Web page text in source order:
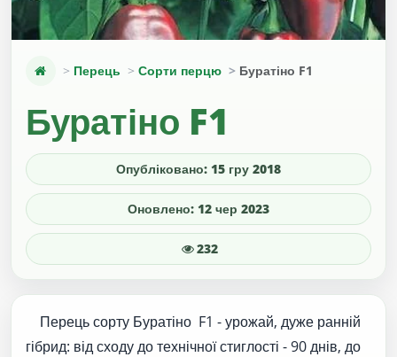
Перець Сорти перцю Буратіно F1
Буратіно F1
Опубліковано: 15 гру 2018
Оновлено: 12 чер 2023
232
Перець сорту Буратіно F1 - урожай, дуже ранній
гібрид: від сходу до технічної стиглості - 90 днів, до